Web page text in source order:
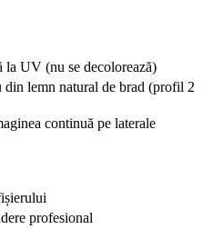
la UV (nu se decolorează)
din lemn natural de brad (profil 2
continuă pe laterale
profesional